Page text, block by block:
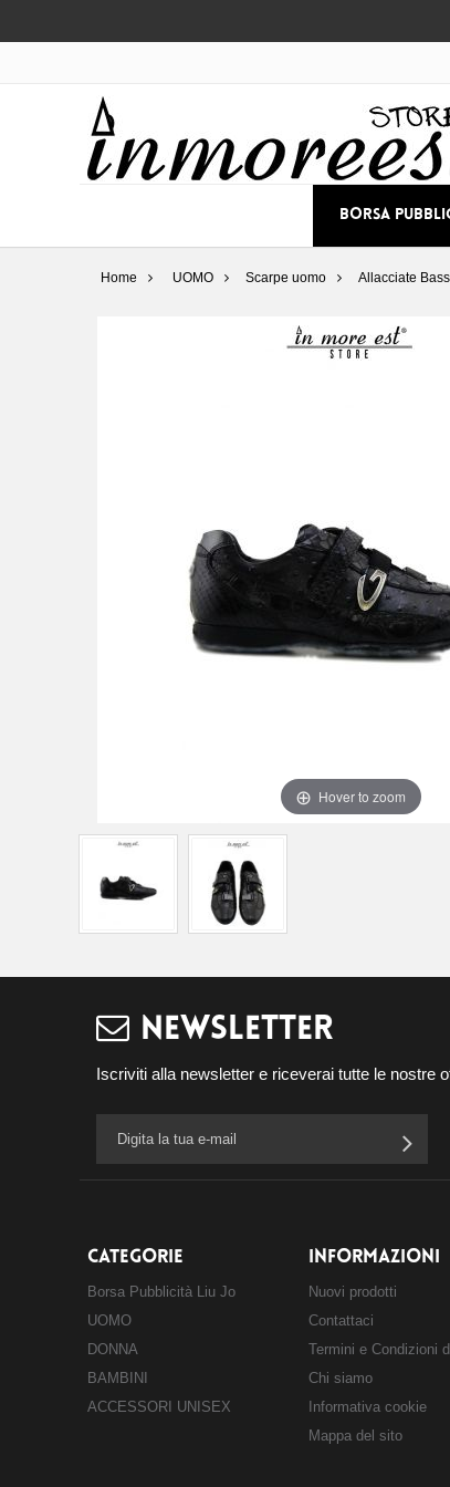
BORSA
Home UOMO Scarpe uomo Allacciate
Hover to zoom
NEWSLETTER
Iscriviti alla newsletter e riceverai tutte le nostre
CATEGORIE
Borsa Pubblicità Liu Jo
UOMO
DONNA
BAMBINI
ACCESSORI UNISEX
INFORMAZIONI
Nuovi prodotti
Contattaci
Termini e Condizioni
Chi siamo
Informativa cookie
Mappa del sito